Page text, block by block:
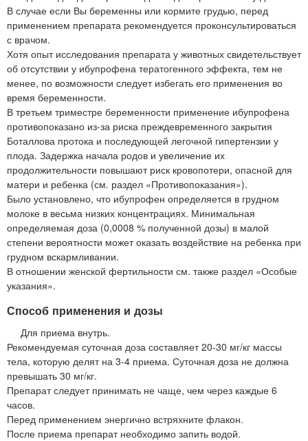
В случае если Вы беременны или кормите грудью, перед
применением препарата рекомендуется проконсультироваться
с врачом.
Хотя опыт исследования препарата у животных свидетельствует
об отсутствии у ибупрофена тератогенного эффекта, тем не
менее, по возможности следует избегать его применения во
время беременности.
В третьем триместре беременности применение ибупрофена
противопоказано из-за риска преждевременного закрытия
Боталлова протока и последующей легочной гипертензии у
плода. Задержка начала родов и увеличение их
продолжительности повышают риск кровопотери, опасной для
матери и ребенка (см. раздел «Противопоказания»).
Было установлено, что ибупрофен определяется в грудном
молоке в весьма низких концентрациях. Минимальная
определяемая доза (0,0008 % полученной дозы) в малой
степени вероятности может оказать воздействие на ребенка при
грудном вскармливании.
В отношении женской фертильности см. также раздел «Особые
указания».
Способ применения и дозы
Для приема внутрь.
Рекомендуемая суточная доза составляет 20-30 мг/кг массы
тела, которую делят на 3-4 приема. Суточная доза не должна
превышать 30 мг/кг.
Препарат следует принимать не чаще, чем через каждые 6
часов.
Перед применением энергично встряхните флакон.
После приема препарат необходимо запить водой.